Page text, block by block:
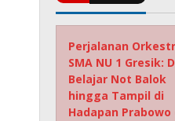
Perjalanan
SMA NU 1 Gresik:
Belajar Not Balok
hingga Tampil di
Hadapan